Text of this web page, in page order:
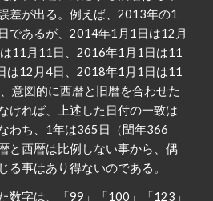
差が出る。例えば、2013年の1
であるが、2014年1月1日は12月
11月11日、2016年1月1日は11
は12月4日、2018年1月1日は11
意図的に西暦と旧暦を合わせた
ければ、上述した日付の一致は
わち、1年は365日（閏年366
と西暦は比例しない事から、偶
る事はあり得ないのである。
数字は、「99」「100」「123」